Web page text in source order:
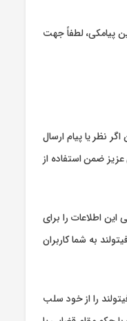
پیامکی، لطفاً جهت
نظر یا پیام ارسال
عزیز ضمن استفاده از
این اطلاعات را برای
به شما کاربران
را از خود سلب